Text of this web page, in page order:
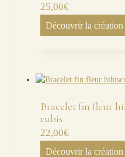
25,00€
Découvrir la création
Bracelet fin fleur
rubis
22,00€
Découvrir la création